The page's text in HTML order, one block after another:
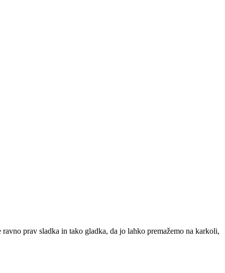
prav sladka in tako gladka, da jo lahko premažemo na karkoli,